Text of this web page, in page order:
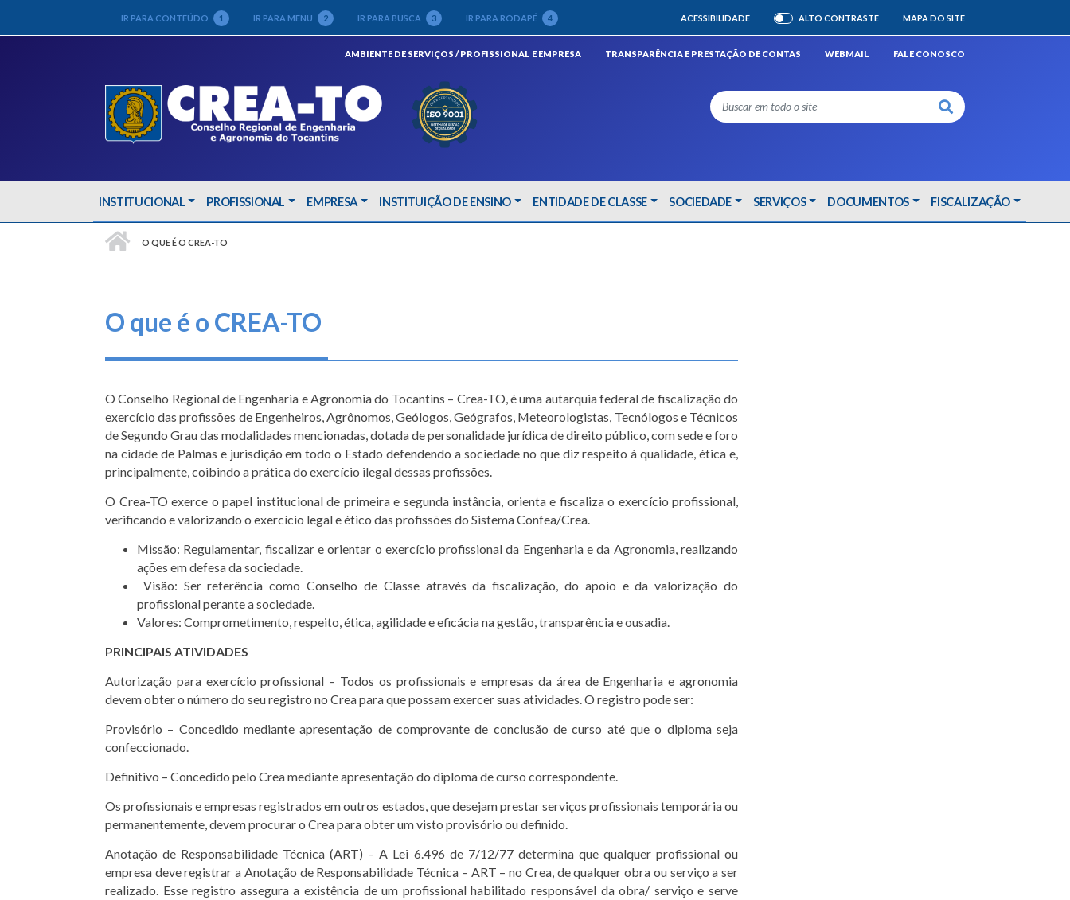
IR PARA CONTEÚDO 1 IR PARA MENU 2 IR PARA BUSCA 3 IR PARA RODAPÉ 4 ACESSIBILIDADE ATIVAR/DESATIVAR
ALTO CONTRASTE MAPA DO SITE
AMBIENTE DE SERVIÇOS / PROFISSIONAL E EMPRESA (ABRIRÁ EM NOVA JANELA)
TRANSPARÊNCIA E PRESTAÇÃO DE CONTAS WEBMAIL FALE CONOSCO
Buscar
INSTITUCIONAL PROFISSIONAL EMPRESA INSTITUIÇÃO DE ENSINO ENTIDADE DE CLASSE SOCIEDADE SERVIÇOS DOCUMENTOS FISCALIZAÇÃO
PÁGINA INICIAL
O QUE É O CREA-TO
O que é o CREA-TO
O Conselho Regional de Engenharia e Agronomia do Tocantins – Crea-TO, é uma autarquia federal de fiscalização do
exercício das profissões de Engenheiros, Agrônomos, Geólogos, Geógrafos, Meteorologistas, Tecnólogos e Técnicos
de Segundo Grau das modalidades mencionadas, dotada de personalidade jurídica de direito público, com sede e foro
na cidade de Palmas e jurisdição em todo o Estado defendendo a sociedade no que diz respeito à qualidade, ética e,
principalmente, coibindo a prática do exercício ilegal dessas profissões.
O Crea-TO exerce o papel institucional de primeira e segunda instância, orienta e fiscaliza o exercício profissional,
verificando e valorizando o exercício legal e ético das profissões do Sistema Confea/Crea.
Missão: Regulamentar, fiscalizar e orientar o exercício profissional da Engenharia e da Agronomia, realizando
ações em defesa da sociedade.
Visão: Ser referência como Conselho de Classe através da fiscalização, do apoio e da valorização do
profissional perante a sociedade.
Valores: Comprometimento, respeito, ética, agilidade e eficácia na gestão, transparência e ousadia.
PRINCIPAIS ATIVIDADES
Autorização para exercício profissional – Todos os profissionais e empresas da área de Engenharia e agronomia
devem obter o número do seu registro no Crea para que possam exercer suas atividades. O registro pode ser:
Provisório – Concedido mediante apresentação de comprovante de conclusão de curso até que o diploma seja
confeccionado.
Definitivo – Concedido pelo Crea mediante apresentação do diploma de curso correspondente.
Os profissionais e empresas registrados em outros estados, que desejam prestar serviços profissionais temporária ou
permanentemente, devem procurar o Crea para obter um visto provisório ou definido.
Anotação de Responsabilidade Técnica (ART) – A Lei 6.496 de 7/12/77 determina que qualquer profissional ou
empresa deve registrar a Anotação de Responsabilidade Técnica – ART – no Crea, de qualquer obra ou serviço a ser
realizado. Esse registro assegura a existência de um profissional habilitado responsável da obra/ serviço e serve